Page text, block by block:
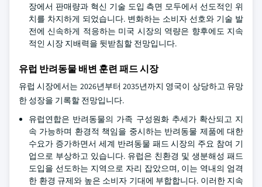
장에서 판매량과 혁신 기술 도입 측면 모두에서 선도적인 위
치를 차지하게 되었습니다. 변화하는 소비자 선호와 기술 발
전에 신속하게 적응하는 미국 시장의 역량은 향후에도 지속
적인 시장 지배력을 뒷받침할 전망입니다.
유럽 반려동물 배변 훈련 패드 시장
유럽 시장에서는 2026년부터 2035년까지 영국이 상당하고 유망
한 성장을 기록할 전망입니다.
유럽연합은 반려동물의 가족 구성원화 추세가 확산되고 지
속 가능하며 환경적 책임을 중시하는 반려동물 제품에 대한
수요가 증가하면서 세계 반려동물 패드 시장의 주요 참여 기
업으로 부상하고 있습니다. 유럽은 친환경 및 생분해성 패드
도입을 선도하는 지역으로 자리 잡았으며, 이는 역내의 엄격
한 환경 규제와 높은 소비자 기대에 부합합니다. 이러한 지속